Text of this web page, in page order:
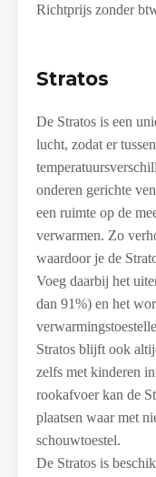
Richtprijs zonder
Stratos
De Stratos is een
lucht, zodat er
onderen gerichte
een ruimte op de
verwarmen. Zo
waardoor je de
Voeg daarbij het
dan 91%) en het
Stratos blijft ook
zelfs met kinderen
rookafvoer kan de
plaatsen waar met
schouwtoestel.
De Stratos is